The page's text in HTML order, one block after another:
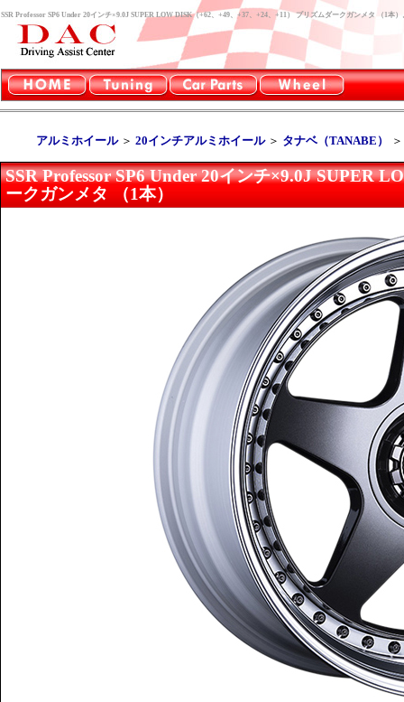
SSR Professor SP6 Under 20インチ×9.0J SUPER LOW DISK（+62、+49、+37、+24、+11） プリズムダークガンメタ （1
アルミホイール＞ 20インチアルミホイール＞ タナベ（TANABE）
SSR Professor SP6 Under 20インチ×9.0J SUPER
ークガンメタ （1本）